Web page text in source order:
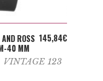
ROSS
40 MM
145,84€
VINTAGE 123